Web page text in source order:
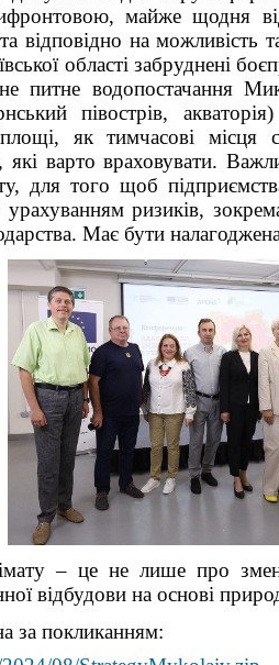
майже щодня
відповідно на можливість
області забруднені
питне водопостачання
півострів,
як тимчасові місця
які варто враховувати.
для того щоб
ризиків,
Має бути
– це не лише про
відбудови на основі
за покликанням: